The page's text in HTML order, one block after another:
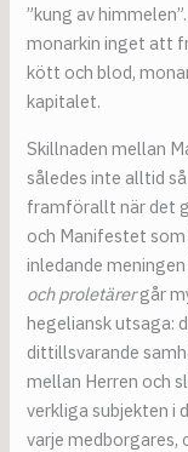
”kung av
monarkin inget att
kött och blod,
kapitalet.
Skillnaden mellan
således inte alltid
framförallt när det
och Manifestet
inledande
och proletärergår
hegeliansk utsaga:
dittillsvarande
mellan Herren och
verkliga subjekten i
varje